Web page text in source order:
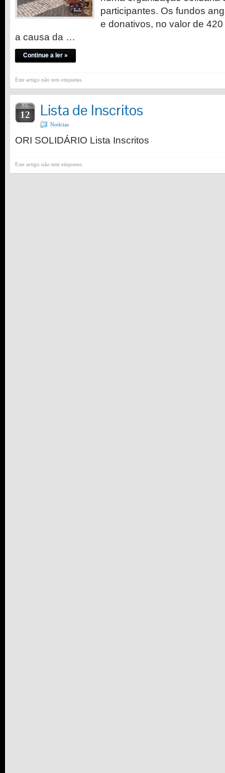
participantes. Os fundos
e donativos, no valor de
a causa da …
Continue a ler »
Este artigo não tem etiquetas.
JUL
12 Lista de Inscritos
Notícias
ORI SOLIDÁRIO Lista Inscritos
Este artigo não tem etiquetas.